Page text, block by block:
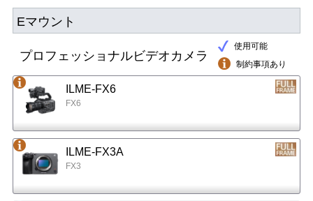
Eマウント
使用可能
制約事項あり
プロフェッショナルビデオカメラ
ILME-FX6
FX6
ILME-FX3A
FX3